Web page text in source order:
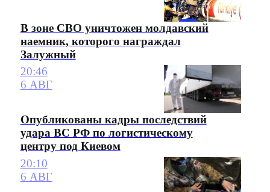
В зоне СВО уничтожен молдавский
наемник, которого награждал
Залужный
20:46
6 АВГ
Опубликованы кадры последствий
удара ВС РФ по логистическому
центру под Киевом
20:10
6 АВГ